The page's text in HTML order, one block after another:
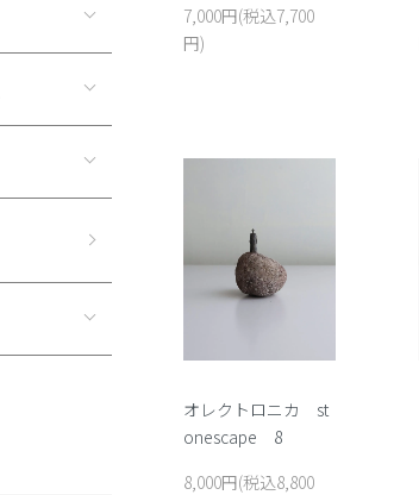
7,000円(税込7,700
円)
オレクトロニカ st
onescape 8
8,000円(税込8,800